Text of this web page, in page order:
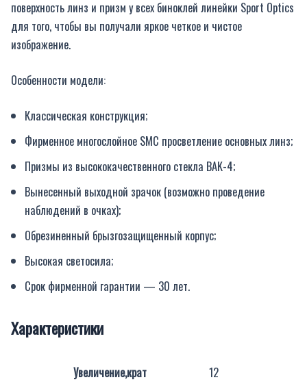
поверхность линз и призм у всех биноклей линейки Sport Optics
для того, чтобы вы получали яркое четкое и чистое
изображение.
Особенности модели:
Классическая конструкция;
Фирменное многослойное SMC просветление основных линз;
Призмы из высококачественного стекла BAK-4;
Вынесенный выходной зрачок (возможно проведение
наблюдений в очках);
Обрезиненный брызгозащищенный корпус;
Высокая светосила;
Срок фирменной гарантии — 30 лет.
Характеристики
Увеличение,крат 12